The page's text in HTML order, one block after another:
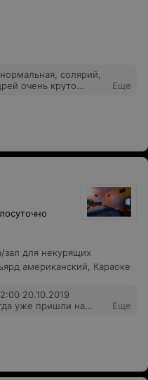
очень круто
как-нибудь
Еще
зал для некурящих
американский Караоке
20.10.2019
уже пришли на
с фразой "а, ну
прислал,
втихую отменили
Таяна отлично
Еще